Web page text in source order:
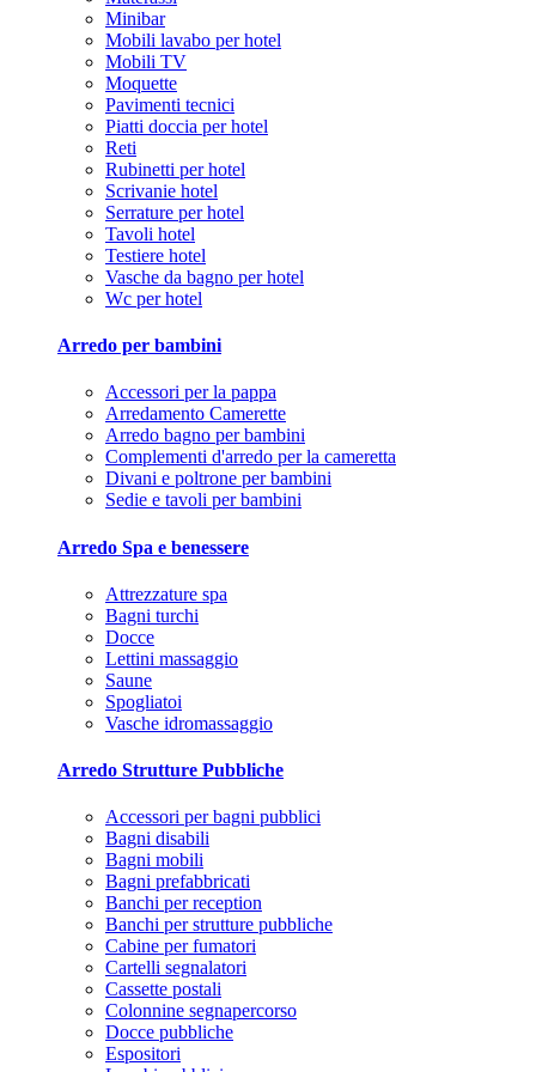
Minibar
Mobili lavabo per hotel
Mobili TV
Moquette
Pavimenti tecnici
Piatti doccia per hotel
Reti
Rubinetti per hotel
Scrivanie hotel
Serrature per hotel
Tavoli hotel
Testiere hotel
Vasche da bagno per hotel
Wc per hotel
Arredo per bambini
Accessori per la pappa
Arredamento Camerette
Arredo bagno per bambini
Complementi d'arredo per la cameretta
Divani e poltrone per bambini
Sedie e tavoli per bambini
Arredo Spa e benessere
Attrezzature spa
Bagni turchi
Docce
Lettini massaggio
Saune
Spogliatoi
Vasche idromassaggio
Arredo Strutture Pubbliche
Accessori per bagni pubblici
Bagni disabili
Bagni mobili
Bagni prefabbricati
Banchi per reception
Banchi per strutture pubbliche
Cabine per fumatori
Cartelli segnalatori
Cassette postali
Colonnine segnapercorso
Docce pubbliche
Espositori